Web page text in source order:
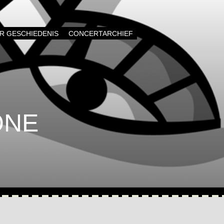
GESCHIEDENIS CONCERTARCHIEF